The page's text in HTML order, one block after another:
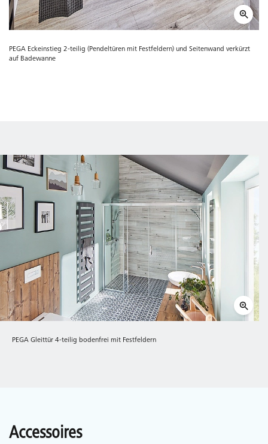
PEGA Eckeinstieg 2-teilig (Pendeltüren mit Festfeldern) und Seitenwand verkürzt
auf Badewanne
PEGA Gleittür 4-teilig bodenfrei mit Festfeldern
Accessoires